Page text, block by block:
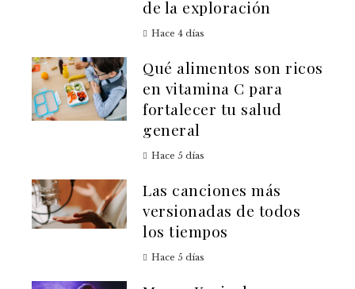
de la exploración
Hace 4 días
Qué alimentos son ricos
en vitamina C para
fortalecer tu salud
general
Hace 5 días
Las canciones más
versionadas de todos
los tiempos
Hace 5 días